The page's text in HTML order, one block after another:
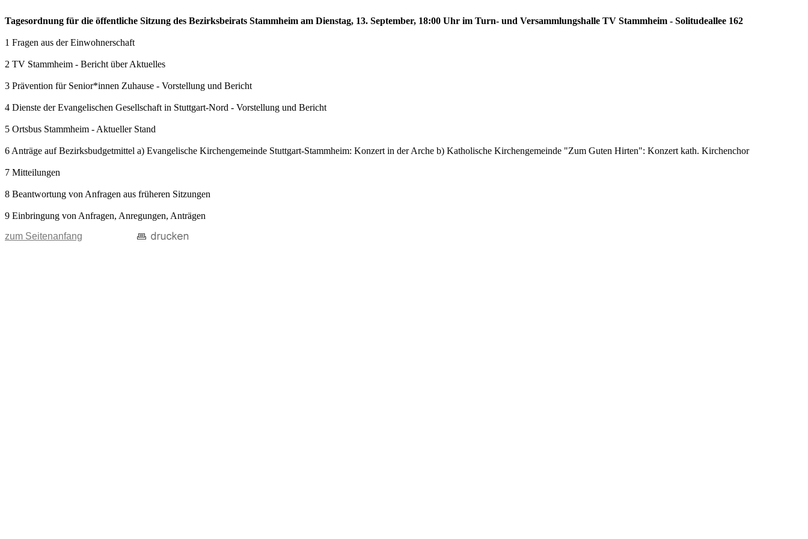
Tagesordnung für die öffentliche Sitzung des Bezirksbeirats Stammheim am Dienstag, 13. September, 18:00 Uhr im Turn- und Versammlungshalle TV Stammheim - Solitudeallee 162
1 Fragen aus der Einwohnerschaft
2 TV Stammheim - Bericht über Aktuelles
3 Prävention für Senior*innen Zuhause - Vorstellung und Bericht
4 Dienste der Evangelischen Gesellschaft in Stuttgart-Nord - Vorstellung und Bericht
5 Ortsbus Stammheim - Aktueller Stand
6 Anträge auf Bezirksbudgetmittel a) Evangelische Kirchengemeinde Stuttgart-Stammheim: Konzert in der Arche b) Katholische Kirchengemeinde "Zum Guten Hirten": Konzert kath. Kirchenchor
7 Mitteilungen
8 Beantwortung von Anfragen aus früheren Sitzungen
9 Einbringung von Anfragen, Anregungen, Anträgen
zum Seitenanfang